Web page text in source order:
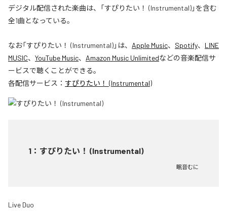
デジタル配信された楽曲は、「すぴりたい！ (Instrumental)」を含む
全1曲となっている。
なお「すぴりたい！ (Instrumental)」は、 Apple Music、 Spotify、 LINE
MUSIC、 YouTube Music、 Amazon Music Unlimitedなどの音楽配信サ
ービスで聴くことができる。
各配信サービス： すぴりたい！ (Instrumental)
1 ： すぴりたい！ (Instrumental)
眠音むに
Live Duo